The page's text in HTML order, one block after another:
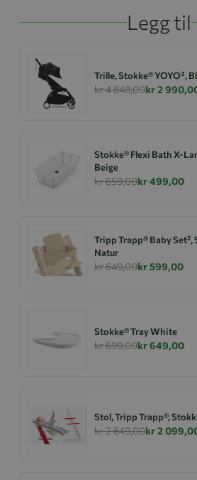
Legg til
Trille, Stokke® YOYO³,
kr 4 848,00kr 2
Stokke® Flexi Bath X-
Beige
kr 659,00kr 499,00
Tripp Trapp® Baby Set²,
Natur
kr 649,00kr 599,00
Stokke® Tray White
kr 699,00kr 649,00
Stol, Tripp Trapp®,
kr 2 649,00kr 2